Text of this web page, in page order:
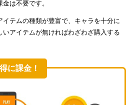
は不要です。
テムの種類が豊富で、キャラを十分に
アイテムが無ければわざわざ購入する
に課金！